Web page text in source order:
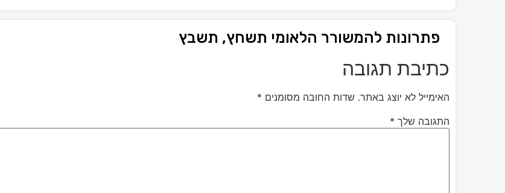
פתרונות להמשורר הלאומי תשחץ, תשבץ
כתיבת תגובה
האימייל לא יוצג באתר. שדות החובה מסומנים *
התגובה שלך *